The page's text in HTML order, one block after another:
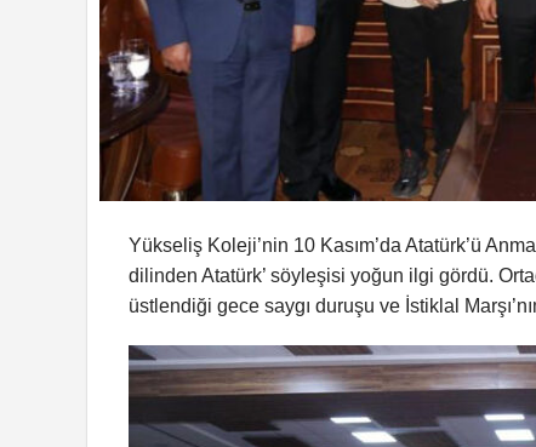
Yükseliş Koleji’nin 10 Kasım’da Atatürk’ü
dilinden Atatürk’ söyleşisi yoğun ilgi gördü.
üstlendiği gece saygı duruşu ve İstiklal